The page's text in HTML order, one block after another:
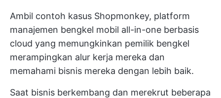
Ambil contoh kasus Shopmonkey, platform
manajemen bengkel mobil all-in-one berbasis
cloud yang memungkinkan pemilik bengkel
merampingkan alur kerja mereka dan
memahami bisnis mereka dengan lebih baik.
Saat bisnis berkembang dan merekrut beberapa